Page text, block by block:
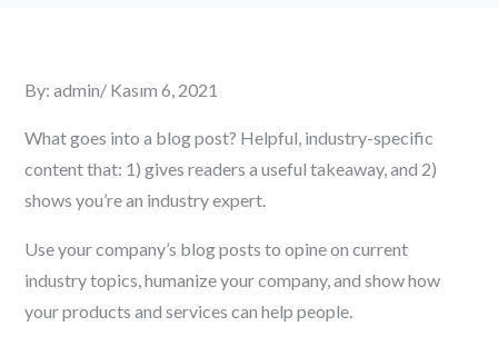
By:admin Kasım 6, 2021
What goes into a blog post? Helpful, industry-specific
content that: 1) gives readers a useful takeaway, and 2)
shows you’re an industry expert.
Use your company’s blog posts to opine on current
industry topics, humanize your company, and show how
your products and services can help people.